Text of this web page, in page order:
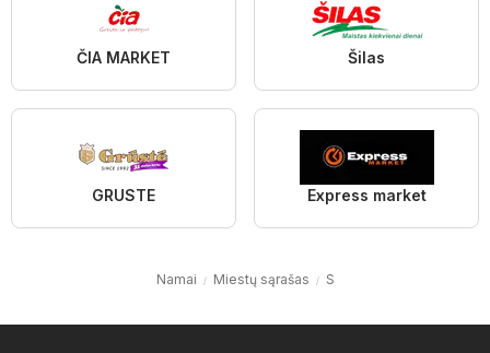
ČIA MARKET Šilas
GRUSTE Express market
Namai Miestų sąrašas S